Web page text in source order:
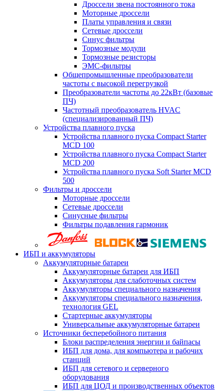
Дроссели звена постоянного тока
Моторные дроссели
Платы управления и связи
Сетевые дроссели
Синус фильтры
Тормозные модули
Тормозные резисторы
ЭМС-фильтры
Общепромышленные преобразователи
частоты с высокой перегрузкой
Преобразователи частоты до 22кВт (базовые
ПЧ)
Частотный преобразователь HVAC
(специализированный ПЧ)
Устройства плавного пуска
Устройства плавного пуска Compact Starter
MCD 100
Устройства плавного пуска Compact Starter
MCD 200
Устройства плавного пуска Soft Starter MCD
500
Фильтры и дроссели
Моторные дроссели
Сетевые дроссели
Синусные фильтры
Фильтры подавления гармоник
ИБП и аккумуляторы
Аккумуляторные батареи
Аккумуляторные батареи для ИБП
Аккумуляторы для слаботочных систем
Аккумуляторы специального назначения
Аккумуляторы специального назначения,
технология GEL
Стартерные аккумуляторы
Универсальные аккумуляторные батареи
Источники бесперебойного питания
Блоки распределения энергии и байпасы
ИБП для дома, для компьютера и рабочих
станций
ИБП для сетевого и серверного
оборудования
ИБП для ЦОД и производственных объектов